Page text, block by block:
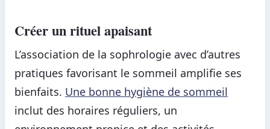
Créer un rituel apaisant
L’association de la sophrologie avec d’autres
pratiques favorisant le sommeil amplifie ses
bienfaits. Une bonne hygiène de sommeil
inclut des horaires réguliers, un